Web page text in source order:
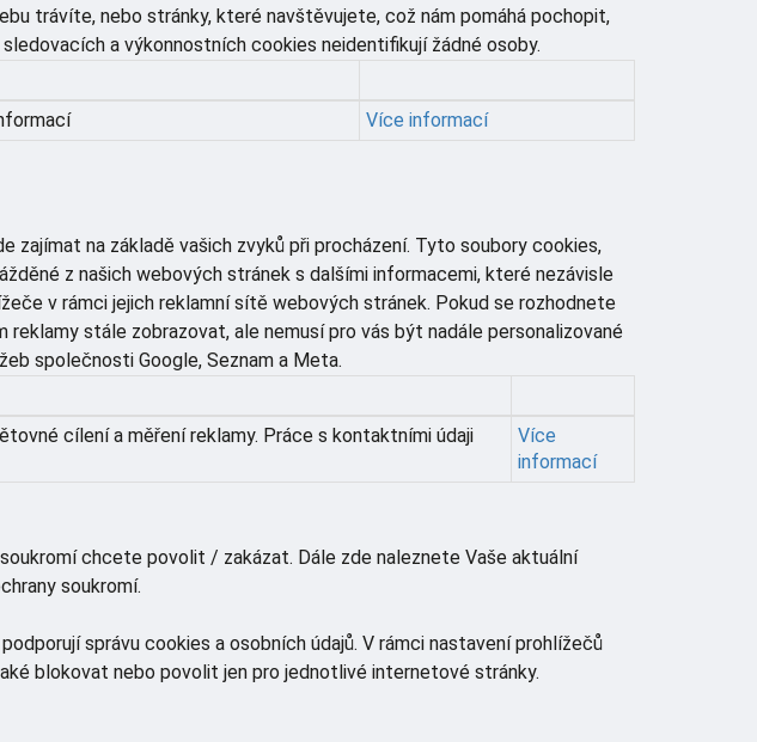
trávíte, nebo stránky, které navštěvujete, což nám pomáhá pochopit,
a výkonnostních cookies neidentifikují žádné osoby.
Více informací
zajímat na základě vašich zvyků při procházení. Tyto soubory cookies,
z našich webových stránek s dalšími informacemi, které nezávisle
v rámci jejich reklamní sítě webových stránek. Pokud se rozhodnete
stále zobrazovat, ale nemusí pro vás být nadále personalizované
společnosti Google, Seznam a Meta.
cílení a měření reklamy. Práce s kontaktními údaji
Více
informací
chcete povolit / zakázat. Dále zde naleznete Vaše aktuální
soukromí.
správu cookies a osobních údajů. V rámci nastavení prohlížečů
blokovat nebo povolit jen pro jednotlivé internetové stránky.